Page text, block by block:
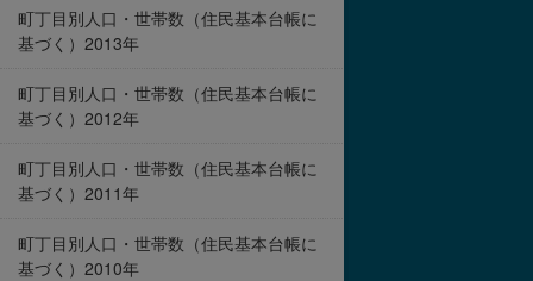
町丁目別人口・世帯数（住民基本台帳に
基づく）2013年
町丁目別人口・世帯数（住民基本台帳に
基づく）2012年
町丁目別人口・世帯数（住民基本台帳に
基づく）2011年
町丁目別人口・世帯数（住民基本台帳に
基づく）2010年